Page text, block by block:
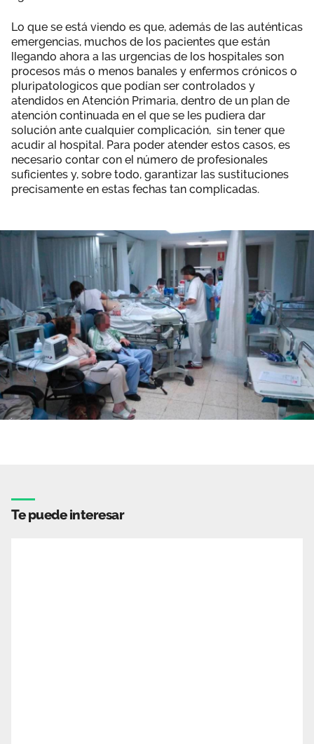
Lo que se está viendo es que, además de las auténticas
emergencias, muchos de los pacientes que están
llegando ahora a las urgencias de los hospitales son
procesos más o menos banales y enfermos crónicos o
pluripatologicos que podían ser controlados y
atendidos en Atención Primaria, dentro de un plan de
atención continuada en el que se les pudiera dar
solución ante cualquier complicación, sin tener que
acudir al hospital. Para poder atender estos casos, es
necesario contar con el número de profesionales
suficientes y, sobre todo, garantizar las sustituciones
precisamente en estas fechas tan complicadas.
Te puede interesar